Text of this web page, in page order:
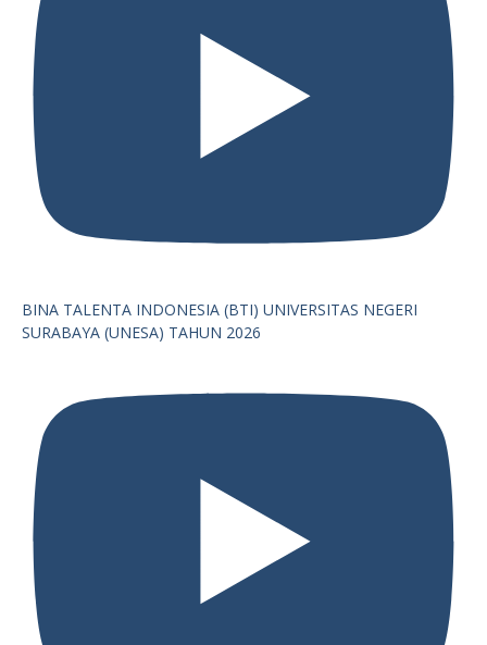
BINA TALENTA INDONESIA (BTI) UNIVERSITAS NEGERI
SURABAYA (UNESA) TAHUN 2026